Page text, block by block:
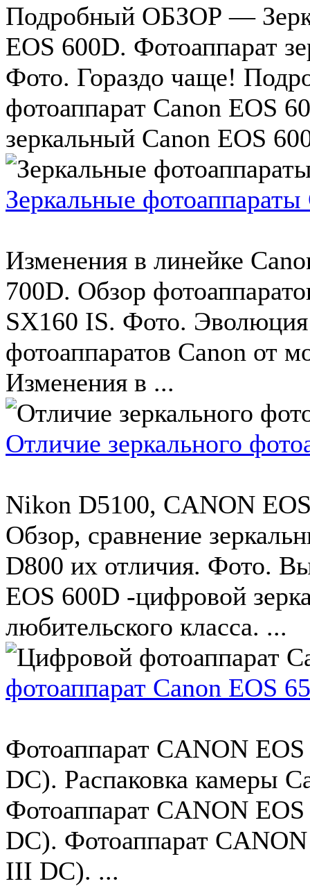
Подробный ОБЗОР —
EOS 600D. Фотоаппарат
Фото. Гораздо чаще!
фотоаппарат Canon EOS
зеркальный Canon EOS
Зеркальные
Изменения в линейке
700D. Обзор
SX160 IS. Фото.
фотоаппаратов Canon от
Изменения в ...
Отличие зеркального
Nikon D5100, CANON
Обзор, сравнение
D800 их отличия. Фото.
EOS 600D -цифровой
любительского класса. ...
фотоаппарат Canon EOS
Фотоаппарат CANON
DC). Распаковка камеры
Фотоаппарат CANON
DC). Фотоаппарат
III DC). ...